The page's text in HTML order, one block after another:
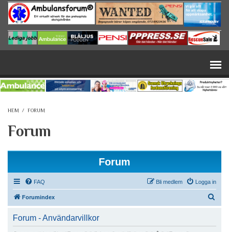
Hoppa till huvudinnehåll
HEM / FORUM
Forum